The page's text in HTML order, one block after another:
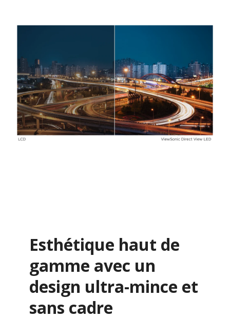
Esthétique haut de
gamme avec un
design ultra-mince et
sans cadre